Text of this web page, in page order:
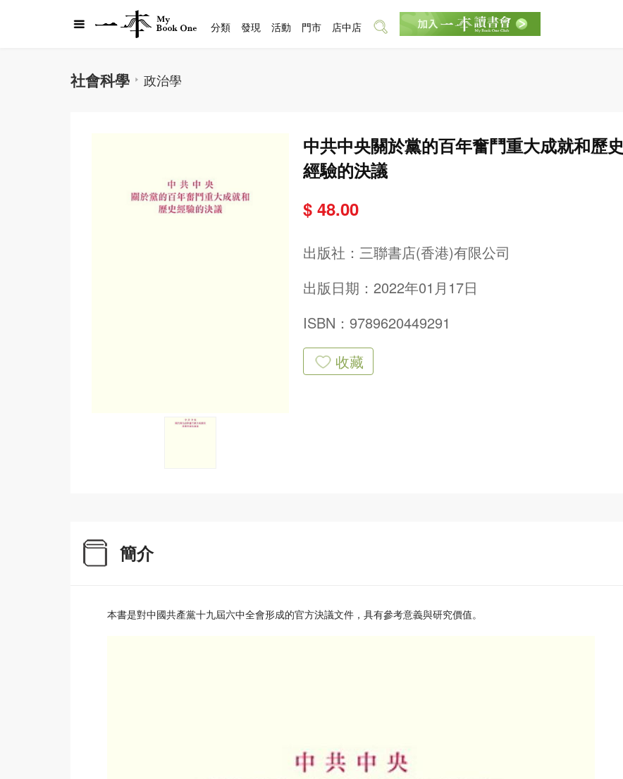
社會科學 政治學
中共中央關於黨的百年奮鬥重大成就和歷史
經驗的決議
$ 48.00
出版社： 三聯書店(香港)有限公司
出版日期：2022年01月17日
ISBN：9789620449291
收藏
簡介
本書是對中國共產黨十九屆六中全會形成的官方決議文件，具有參考意義與研究價值。
分類 發現 活動 門市 店中店